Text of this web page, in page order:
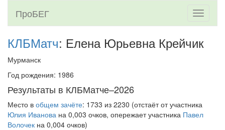
Toggle
ПроБЕГ
КЛБМатч: Елена Юрьевна Крейчик
Мурманск
Год рождения: 1986
Результаты в КЛБМатче–2026
Место в общем зачёте: 1733 из 2230 (отстаёт от участника
Юлия Иванова на 0,003 очков, опережает участника Павел
Волочек на 0,004 очков)